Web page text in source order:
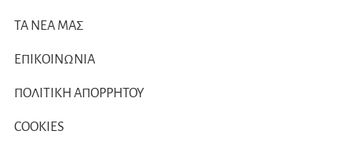
ΤΑ ΝΕΑ ΜΑΣ
ΕΠΙΚΟΙΝΩΝΙΑ
ΠΟΛΙΤΙΚΗ ΑΠΟΡΡΗΤΟΥ
COOKIES